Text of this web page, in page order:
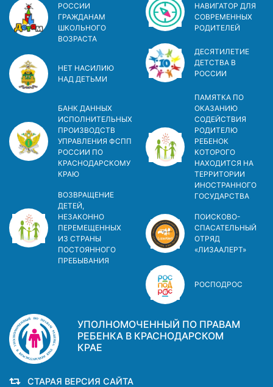
РОССИИ
ГРАЖДАНАМ
ШКОЛЬНОГО
ВОЗРАСТА
НЕТ НАСИЛИЮ
НАД ДЕТЬМИ
БАНК ДАННЫХ
ИСПОЛНИТЕЛЬНЫХ
ПРОИЗВОДСТВ
УПРАВЛЕНИЯ ФСПП
РОССИИ ПО
КРАСНОДАРСКОМУ
КРАЮ
ВОЗВРАЩЕНИЕ
ДЕТЕЙ,
НЕЗАКОННО
ПЕРЕМЕЩЕННЫХ
ИЗ СТРАНЫ
ПОСТОЯННОГО
ПРЕБЫВАНИЯ
НАВИГАТОР ДЛЯ
СОВРЕМЕННЫХ
РОДИТЕЛЕЙ
ДЕСЯТИЛЕТИЕ
ДЕТСТВА В
РОСCИИ
ПАМЯТКА ПО
ОКАЗАНИЮ
СОДЕЙСТВИЯ
РОДИТЕЛЮ
РЕБЕНОК
КОТОРОГО
НАХОДИТСЯ НА
ТЕРРИТОРИИ
ИНОСТРАННОГО
ГОСУДАРСТВА
ПОИСКОВО-
СПАСАТЕЛЬНЫЙ
ОТРЯД
«ЛИЗААЛЕРТ»
РОСПОДРОС
УПОЛНОМОЧЕННЫЙ ПО ПРАВАМ
РЕБЕНКА В КРАСНОДАРСКОМ
КРАЕ
СТАРАЯ ВЕРСИЯ САЙТА